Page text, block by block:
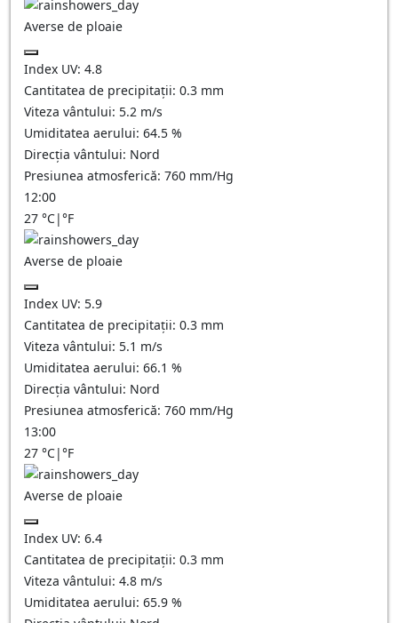
Averse de ploaie
Index UV: 4.8
Cantitatea de precipitații: 0.3 mm
Viteza vântului: 5.2 m/s
Umiditatea aerului: 64.5 %
Direcția vântului: Nord
Presiunea atmosferică: 760 mm/Hg
12:00
27 °C|°F
Averse de ploaie
Index UV: 5.9
Cantitatea de precipitații: 0.3 mm
Viteza vântului: 5.1 m/s
Umiditatea aerului: 66.1 %
Direcția vântului: Nord
Presiunea atmosferică: 760 mm/Hg
13:00
27 °C|°F
Averse de ploaie
Index UV: 6.4
Cantitatea de precipitații: 0.3 mm
Viteza vântului: 4.8 m/s
Umiditatea aerului: 65.9 %